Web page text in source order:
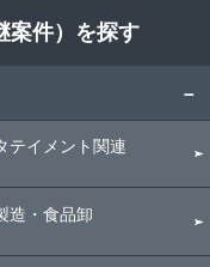
案件）を探す
テイメント関連
造・食品卸